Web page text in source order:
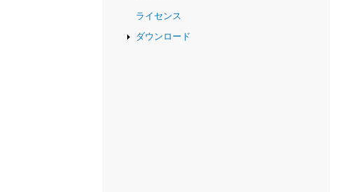
ライセンス
ダウンロード